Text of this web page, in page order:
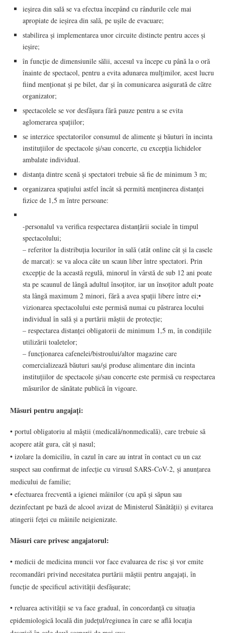
ieșirea din sală se va efectua începând cu rândurile cele mai
apropiate de ieșirea din sală, pe ușile de evacuare;
stabilirea și implementarea unor circuite distincte pentru acces și
ieșire;
în funcție de dimensiunile sălii, accesul va începe cu până la o oră
înainte de spectacol, pentru a evita adunarea mulțimilor, acest lucru
fiind menționat și pe bilet, dar și în comunicarea asigurată de către
organizator;
spectacolele se vor desfășura fără pauze pentru a se evita
aglomerarea spațiilor;
se interzice spectatorilor consumul de alimente și băuturi în incinta
instituțiilor de spectacole și/sau concerte, cu excepția lichidelor
ambalate individual.
distanța dintre scenă și spectatori trebuie să fie de minimum 3 m;
organizarea spațiului astfel încât să permită menținerea distanței
fizice de 1,5 m între persoane:
-personalul va verifica respectarea distanțării sociale în timpul
spectacolului;
– referitor la distribuția locurilor în sală (atât online cât și la casele
de marcat): se va aloca câte un scaun liber între spectatori. Prin
excepție de la această regulă, minorul în vârstă de sub 12 ani poate
sta pe scaunul de lângă adultul însoțitor, iar un însoțitor adult poate
sta lângă maximum 2 minori, fără a avea spații libere între ei;•
vizionarea spectacolului este permisă numai cu păstrarea locului
individual în sală și a purtării măștii de protecție;
– respectarea distanței obligatorii de minimum 1,5 m, în condițiile
utilizării toaletelor;
– funcționarea cafenelei/bistroului/altor magazine care
comercializează băuturi sau/și produse alimentare din incinta
instituțiilor de spectacole și/sau concerte este permisă cu respectarea
măsurilor de sănătate publică în vigoare.
Măsuri pentru angajați:
• portul obligatoriu al măștii (medicală/nonmedicală), care trebuie să
acopere atât gura, cât și nasul;
• izolare la domiciliu, în cazul în care au intrat în contact cu un caz
suspect sau confirmat de infecție cu virusul SARS-CoV-2, și anunțarea
medicului de familie;
• efectuarea frecventă a igienei mâinilor (cu apă și săpun sau
dezinfectant pe bază de alcool avizat de Ministerul Sănătății) și evitarea
atingerii feței cu mâinile neigienizate.
Măsuri care privesc angajatorul:
• medicii de medicina muncii vor face evaluarea de risc și vor emite
recomandări privind necesitatea purtării măștii pentru angajați, în
funcție de specificul activității desfășurate;
• reluarea activității se va face gradual, în concordanță cu situația
epidemiologică locală din județul/regiunea în care se află locația